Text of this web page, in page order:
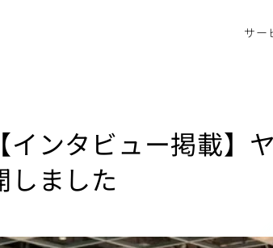
サー
【インタビュー掲載】
しました